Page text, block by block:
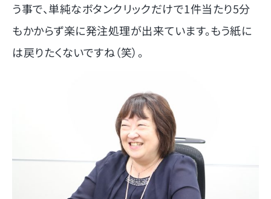
う事で、単純なボタンクリックだけで1件当たり5分
もかからず楽に発注処理が出来ています。もう紙に
は戻りたくないですね（笑）。